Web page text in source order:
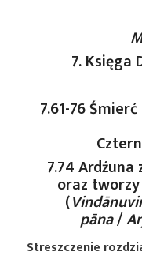
7. Księga
7.61-76
7.74
oraz
(
pāna/
Streszczenie